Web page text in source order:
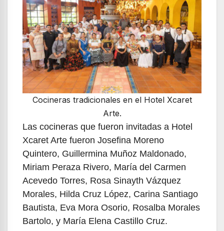
Cocineras tradicionales en el Hotel Xcaret
Arte.
Las cocineras que fueron invitadas a Hotel
Xcaret Arte fueron Josefina Moreno
Quintero, Guillermina Muñoz Maldonado,
Miriam Peraza Rivero, María del Carmen
Acevedo Torres, Rosa Sinayth Vázquez
Morales, Hilda Cruz López, Carina Santiago
Bautista, Eva Mora Osorio, Rosalba Morales
Bartolo, y María Elena Castillo Cruz.